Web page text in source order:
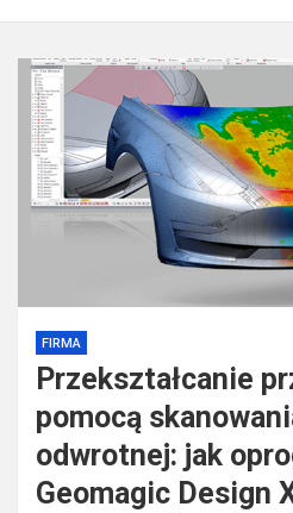
FIRMA
Przekształcanie
pomocą
odwrotnej: jak
Geomagic Design